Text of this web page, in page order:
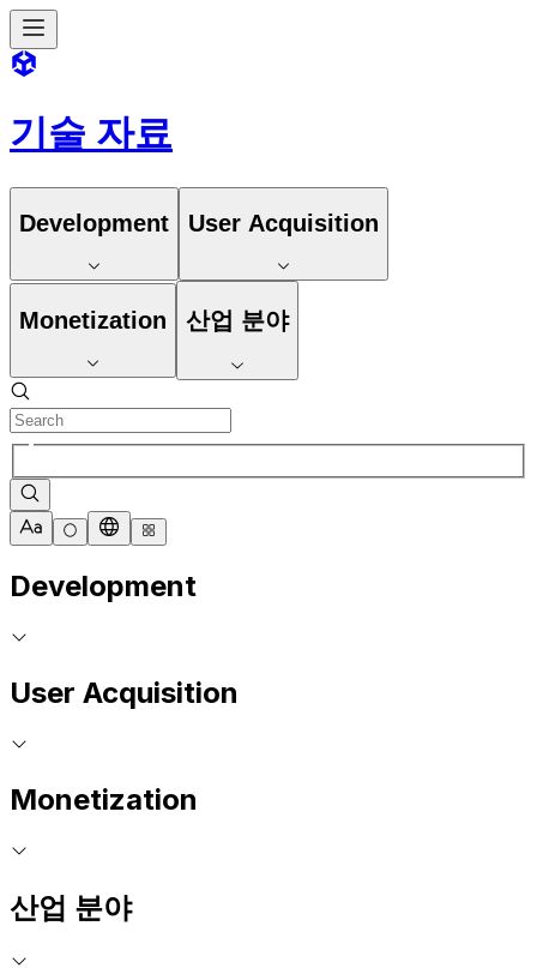
기술 자료
Development User Acquisition
Monetization 산업 분야
Development
User Acquisition
Monetization
산업 분야